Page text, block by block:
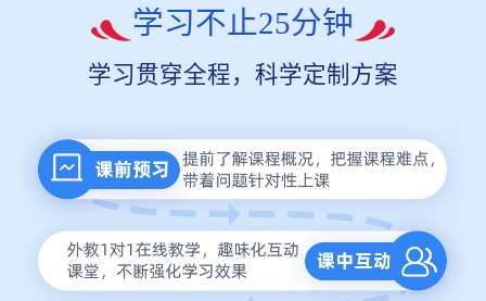
学习不止25分钟
学习贯穿全程，科学定制方案